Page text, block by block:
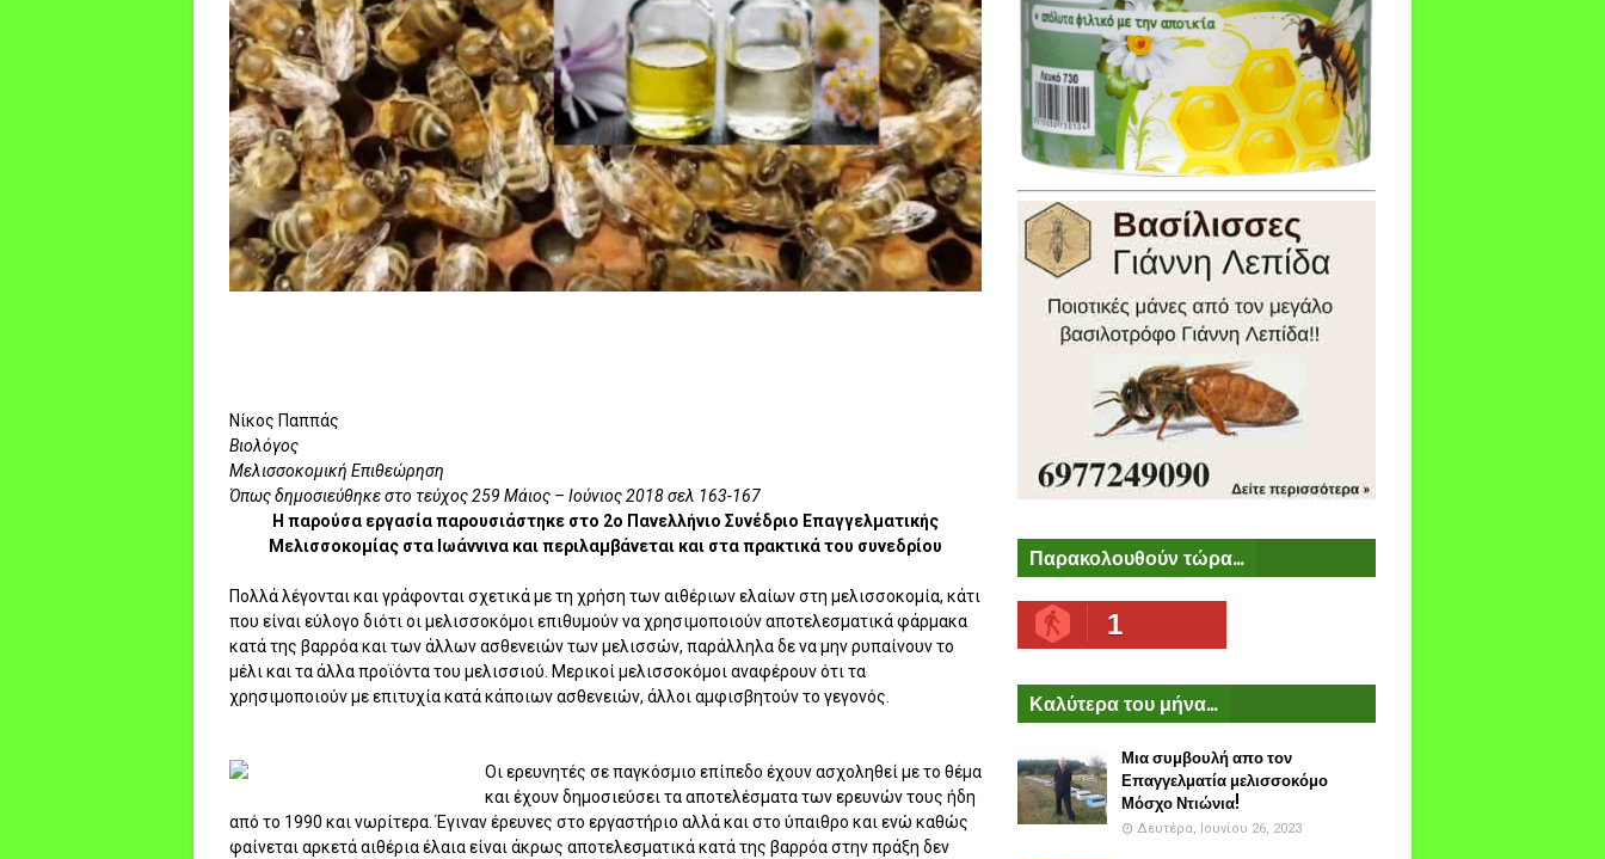
Νίκος Παππάς
Βιολόγος
Μελισσοκομική Επιθεώρηση
Όπως δημοσιεύθηκε στο τεύχος 259 Μάιος – Ιούνιος 2018 σελ 163-167
Η παρούσα εργασία παρουσιάστηκε στο 2ο Πανελλήνιο Συνέδριο Επαγγελματικής
Μελισσοκομίας στα Ιωάννινα και περιλαμβάνεται και στα πρακτικά του συνεδρίου
Πολλά λέγονται και γράφονται σχετικά με τη χρήση των αιθέριων ελαίων στη μελισσοκομία, κάτι
που είναι εύλογο διότι οι μελισσοκόμοι επιθυμούν να χρησιμοποιούν αποτελεσματικά φάρμακα
κατά της βαρρόα και των άλλων ασθενειών των μελισσών, παράλληλα δε να μην ρυπαίνουν το
μέλι και τα άλλα προϊόντα του μελισσιού. Μερικοί μελισσοκόμοι αναφέρουν ότι τα
χρησιμοποιούν με επιτυχία κατά κάποιων ασθενειών, άλλοι αμφισβητούν το γεγονός.
Οι ερευνητές σε παγκόσμιο επίπεδο έχουν ασχοληθεί με το θέμα
και έχουν δημοσιεύσει τα αποτελέσματα των ερευνών τους ήδη
από το 1990 και νωρίτερα. Έγιναν έρευνες στο εργαστήριο αλλά και στο ύπαιθρο και ενώ καθώς
φαίνεται αρκετά αιθέρια έλαια είναι άκρως αποτελεσματικά κατά της βαρρόα στην πράξη δεν
Παρακολουθούν τώρα...
1
Καλύτερα του μήνα...
Μια συμβουλή απο τον
Επαγγελματία μελισσοκόμο
Μόσχο Ντιώνια!
Δευτέρα, Ιουνίου 26, 2023